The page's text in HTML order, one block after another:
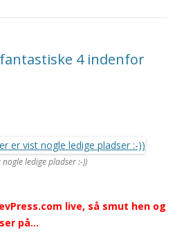
fantastiske 4 indenfor
ledige pladser :-))
live, så smut hen og
på…